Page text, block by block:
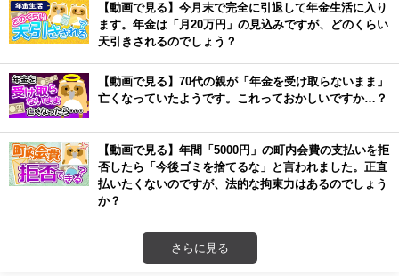
【動画で見る】今月末で完全に引退して年金生活に入り
ます。年金は「月20万円」の見込みですが、どのくらい
天引きされるのでしょう？
【動画で見る】70代の親が「年金を受け取らないまま」
亡くなっていたようです。これっておかしいですか…？
【動画で見る】年間「5000円」の町内会費の支払いを拒
否したら「今後ゴミを捨てるな」と言われました。正直
払いたくないのですが、法的な拘束力はあるのでしょう
か？
さらに見る